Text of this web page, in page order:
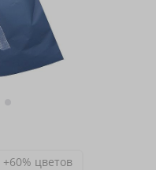
+60% цветов